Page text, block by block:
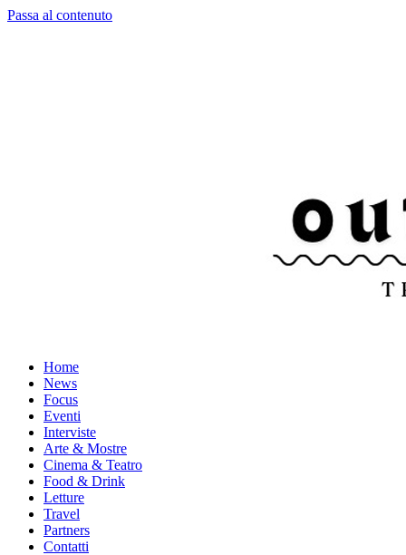
Passa al contenuto
Home
News
Focus
Eventi
Interviste
Arte & Mostre
Cinema & Teatro
Food & Drink
Letture
Travel
Partners
Contatti